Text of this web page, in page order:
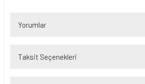
Yorumlar
Taksit Seçenekleri